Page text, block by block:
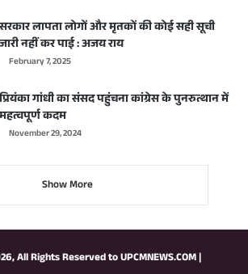
सरकार लापता लोगों और मृतकों की कोई सही सूची
जारी नहीं कर पाई : अजय राय
February 7, 2025
प्रियंका गांधी का संसद पहुंचना कांग्रेस के पुनरुत्थान में
महत्वपूर्ण कदम
November 29, 2024
Show More
All Rights Reserved toUPCMNEWS.COM|